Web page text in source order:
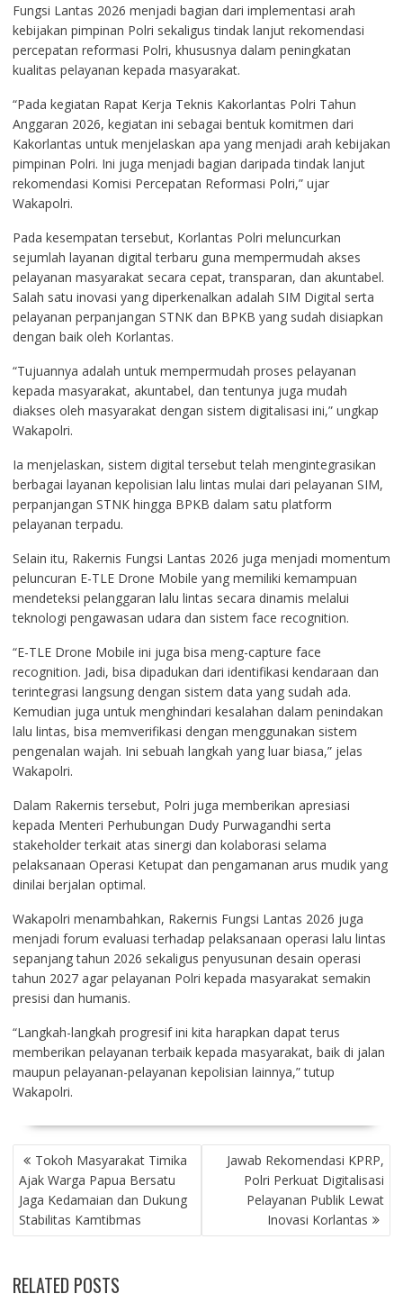
Fungsi Lantas 2026 menjadi bagian dari implementasi arah
kebijakan pimpinan Polri sekaligus tindak lanjut rekomendasi
percepatan reformasi Polri, khususnya dalam peningkatan
kualitas pelayanan kepada masyarakat.
“Pada kegiatan Rapat Kerja Teknis Kakorlantas Polri Tahun
Anggaran 2026, kegiatan ini sebagai bentuk komitmen dari
Kakorlantas untuk menjelaskan apa yang menjadi arah kebijakan
pimpinan Polri. Ini juga menjadi bagian daripada tindak lanjut
rekomendasi Komisi Percepatan Reformasi Polri,” ujar
Wakapolri.
Pada kesempatan tersebut, Korlantas Polri meluncurkan
sejumlah layanan digital terbaru guna mempermudah akses
pelayanan masyarakat secara cepat, transparan, dan akuntabel.
Salah satu inovasi yang diperkenalkan adalah SIM Digital serta
pelayanan perpanjangan STNK dan BPKB yang sudah disiapkan
dengan baik oleh Korlantas.
“Tujuannya adalah untuk mempermudah proses pelayanan
kepada masyarakat, akuntabel, dan tentunya juga mudah
diakses oleh masyarakat dengan sistem digitalisasi ini,” ungkap
Wakapolri.
Ia menjelaskan, sistem digital tersebut telah mengintegrasikan
berbagai layanan kepolisian lalu lintas mulai dari pelayanan SIM,
perpanjangan STNK hingga BPKB dalam satu platform
pelayanan terpadu.
Selain itu, Rakernis Fungsi Lantas 2026 juga menjadi momentum
peluncuran E-TLE Drone Mobile yang memiliki kemampuan
mendeteksi pelanggaran lalu lintas secara dinamis melalui
teknologi pengawasan udara dan sistem face recognition.
“E-TLE Drone Mobile ini juga bisa meng-capture face
recognition. Jadi, bisa dipadukan dari identifikasi kendaraan dan
terintegrasi langsung dengan sistem data yang sudah ada.
Kemudian juga untuk menghindari kesalahan dalam penindakan
lalu lintas, bisa memverifikasi dengan menggunakan sistem
pengenalan wajah. Ini sebuah langkah yang luar biasa,” jelas
Wakapolri.
Dalam Rakernis tersebut, Polri juga memberikan apresiasi
kepada Menteri Perhubungan Dudy Purwagandhi serta
stakeholder terkait atas sinergi dan kolaborasi selama
pelaksanaan Operasi Ketupat dan pengamanan arus mudik yang
dinilai berjalan optimal.
Wakapolri menambahkan, Rakernis Fungsi Lantas 2026 juga
menjadi forum evaluasi terhadap pelaksanaan operasi lalu lintas
sepanjang tahun 2026 sekaligus penyusunan desain operasi
tahun 2027 agar pelayanan Polri kepada masyarakat semakin
presisi dan humanis.
“Langkah-langkah progresif ini kita harapkan dapat terus
memberikan pelayanan terbaik kepada masyarakat, baik di jalan
maupun pelayanan-pelayanan kepolisian lainnya,” tutup
Wakapolri.
NAVIGASI
POSTokoh Masyarakat Timika
Ajak Warga Papua Bersatu
Jaga Kedamaian dan Dukung
Stabilitas Kamtibmas
Jawab Rekomendasi KPRP,
Polri Perkuat Digitalisasi
Pelayanan Publik Lewat
Inovasi Korlantas
RELATED POSTS